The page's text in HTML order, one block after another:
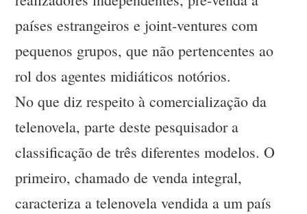
países estrangeiros e joint-ventures com
pequenos grupos, que não pertencentes ao
rol dos agentes midiáticos notórios.
No que diz respeito à comercialização da
telenovela, parte deste pesquisador a
classificação de três diferentes modelos. O
primeiro, chamado de venda integral,
caracteriza a telenovela vendida a um país